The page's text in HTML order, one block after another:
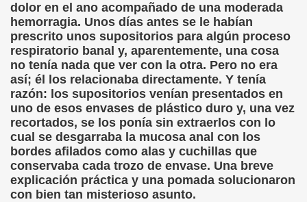
dolor en el ano acompañado de una moderada
hemorragia. Unos días antes se le habían
prescrito unos supositorios para algún proceso
respiratorio banal y, aparentemente, una cosa
no tenía nada que ver con la otra. Pero no era
así; él los relacionaba directamente. Y tenía
razón: los supositorios venían presentados en
uno de esos envases de plástico duro y, una vez
recortados, se los ponía sin extraerlos con lo
cual se desgarraba la mucosa anal con los
bordes afilados como alas y cuchillas que
conservaba cada trozo de envase. Una breve
explicación práctica y una pomada solucionaron
con bien tan misterioso asunto.